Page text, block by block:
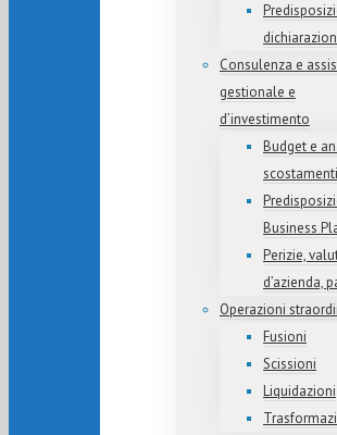
Consulenza e
gestionale e
d’investimento
Budget e
scostamenti
Business
Perizie,
d’azienda,
Operazioni
Fusioni
Scissioni
Liquidazioni